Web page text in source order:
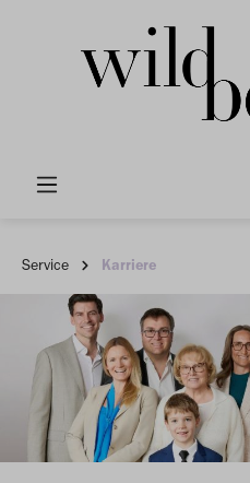
Service Karriere